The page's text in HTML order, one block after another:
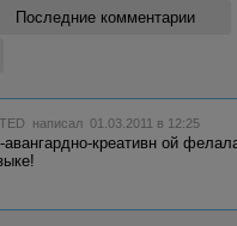
Последние комментарии
написал 01.03.2011 в 12:25
авангардно-креативн ой